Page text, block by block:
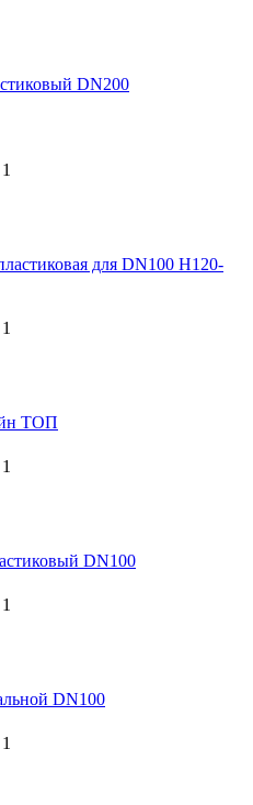
DN200
1
для DN100 H120-
1
TOП
1
DN100
1
DN100
1